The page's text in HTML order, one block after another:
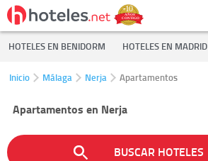
HOTELES EN BENIDORM HOTELES EN MADRID
Inicio Málaga Nerja Apartamentos
Apartamentos en Nerja
BUSCAR HOTELES